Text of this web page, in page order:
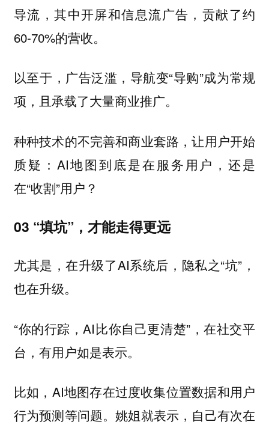
导流，其中开屏和信息流广告，贡献了约
60-70%的营收。
以至于，广告泛滥，导航变“导购”成为常规
项，且承载了大量商业推广。
种种技术的不完善和商业套路，让用户开始
质疑：AI地图到底是在服务用户，还是
在“收割”用户？
03 “填坑”，才能走得更远
尤其是，在升级了AI系统后，隐私之“坑”，
也在升级。
“你的行踪，AI比你自己更清楚”，在社交平
台，有用户如是表示。
比如，AI地图存在过度收集位置数据和用户
行为预测等问题。姚姐就表示，自己有次在